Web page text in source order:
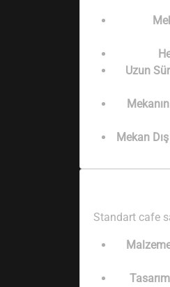
Uzun
Mekan
Standart cafe